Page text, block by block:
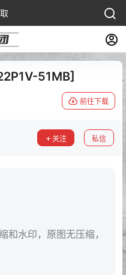
51MB]
前往下载
关注 私信
和水印，原图无压缩，